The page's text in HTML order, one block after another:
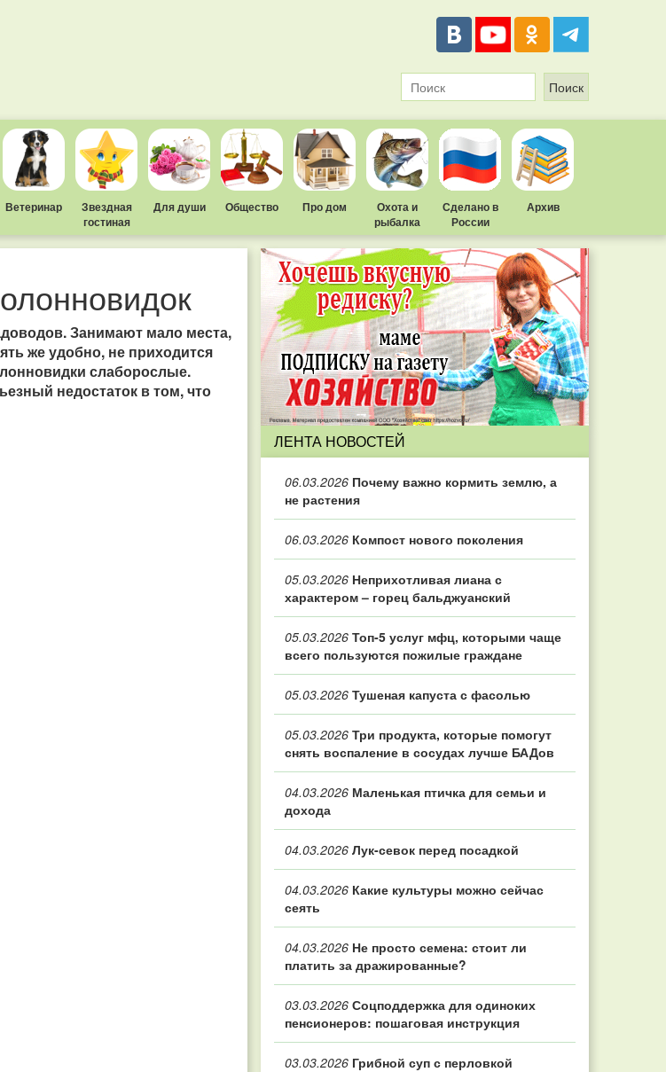
Ветеринар
Звездная
гостиная
Для души Общество Про дом
Охота и
рыбалка
Сделано в
России
Архив
Занимают мало места,
же удобно, не приходится
слаборослые.
недостаток в том, что
ЛЕНТА НОВОСТЕЙ
06.03.2026 Почему важно кормить землю, а
не растения
06.03.2026 Компост нового поколения
05.03.2026 Неприхотливая лиана с
характером – горец бальджуанский
05.03.2026 Топ‑5 услуг мфц, которыми чаще
всего пользуются пожилые граждане
05.03.2026 Тушеная капуста с фасолью
05.03.2026 Три продукта, которые помогут
снять воспаление в сосудах лучше БАДов
04.03.2026 Маленькая птичка для семьи и
дохода
04.03.2026 Лук-севок перед посадкой
04.03.2026 Какие культуры можно сейчас
сеять
04.03.2026 Не просто семена: стоит ли
платить за дражированные?
03.03.2026 Соцподдержка для одиноких
пенсионеров: пошаговая инструкция
03.03.2026 Грибной суп с перловкой